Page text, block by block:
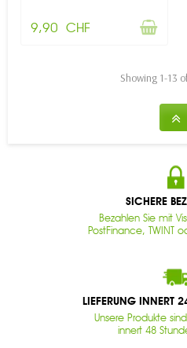
9,90 CHF
Showing 1-13
SICHERE
Bezahlen Sie mit
PostFinance, TWINT
LIEFERUNG INNERT
Unsere Produkte
innert 48